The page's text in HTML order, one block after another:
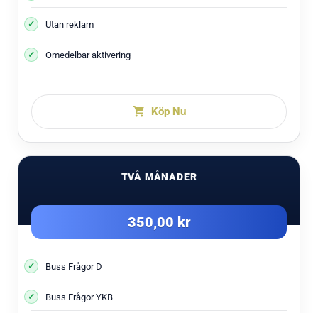
Utan reklam
Omedelbar aktivering
Köp Nu
TVÅ MÅNADER
350,00 kr
Buss Frågor D
Buss Frågor YKB